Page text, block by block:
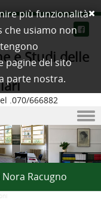
e Studi delle
.070/666882
Racugno
più funzionalità
che usiamo non
pagine del sito
parte nostra.